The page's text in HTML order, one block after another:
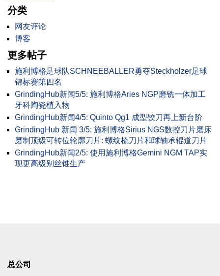
分类
网友评论
博客
更多帖子
施利博格足球队SCHNEEBALLER勇夺Steckholzer足球
锦标赛第四名
GrindingHub新闻5/5: 施利博格Aries NGP磨铣一体加工
牙科陶瓷植入物
GrindingHub新闻4/5: Quinto Qg1 成型铰刀再上新台阶
GrindingHub 新闻 3/5: 施利博格Sirius NGS数控刀片磨床
磨制顶级可转位轮廓刀片: 螺纹梳刀片和球轴承辊道刀片
GrindingHub新闻2/5: 使用施利博格Gemini NGM TAP实
现更高级别丝锥生产
总公司